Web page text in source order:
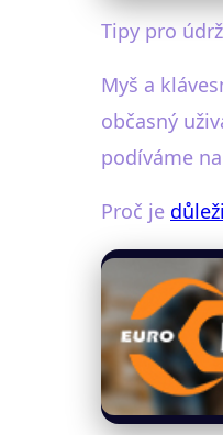
7. 2. 2026· 4
Tipy pro
Myš a
občasný
podíváme
Proč je